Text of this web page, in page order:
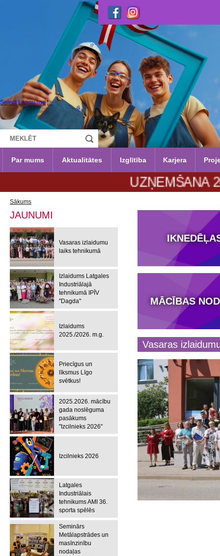
Select Language ▼
Par mums Aktualitātes Izglītība Karjera
UZŅEMŠANA
Sākums
JAUNUMI
Vasaras izlaidumu
laiks tehnikumā
Izlaidums Latgales
Industriālajā
tehnikumā IPĪV
"Dagda"
Izlaidums
2025./2026. m.g.
Priecīgus un
līksmus Līgo
svētkus!
2025.2026. mācību
gada noslēguma
pasākums
"Izcilnieks 2026"
Izcilnieks 2026
Latgales
Industriālais
tehnikums AMI 36.
sporta spēlēs
Seminārs
Metālapstrādes un
masīnzinību
nodaļas
MĀCĪBAS
Vasaras